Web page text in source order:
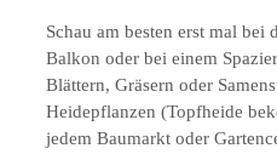
Schau am besten erst mal bei
Balkon oder bei einem
Blättern, Gräsern oder
Heidepflanzen (Topfheide
jedem Baumarkt oder